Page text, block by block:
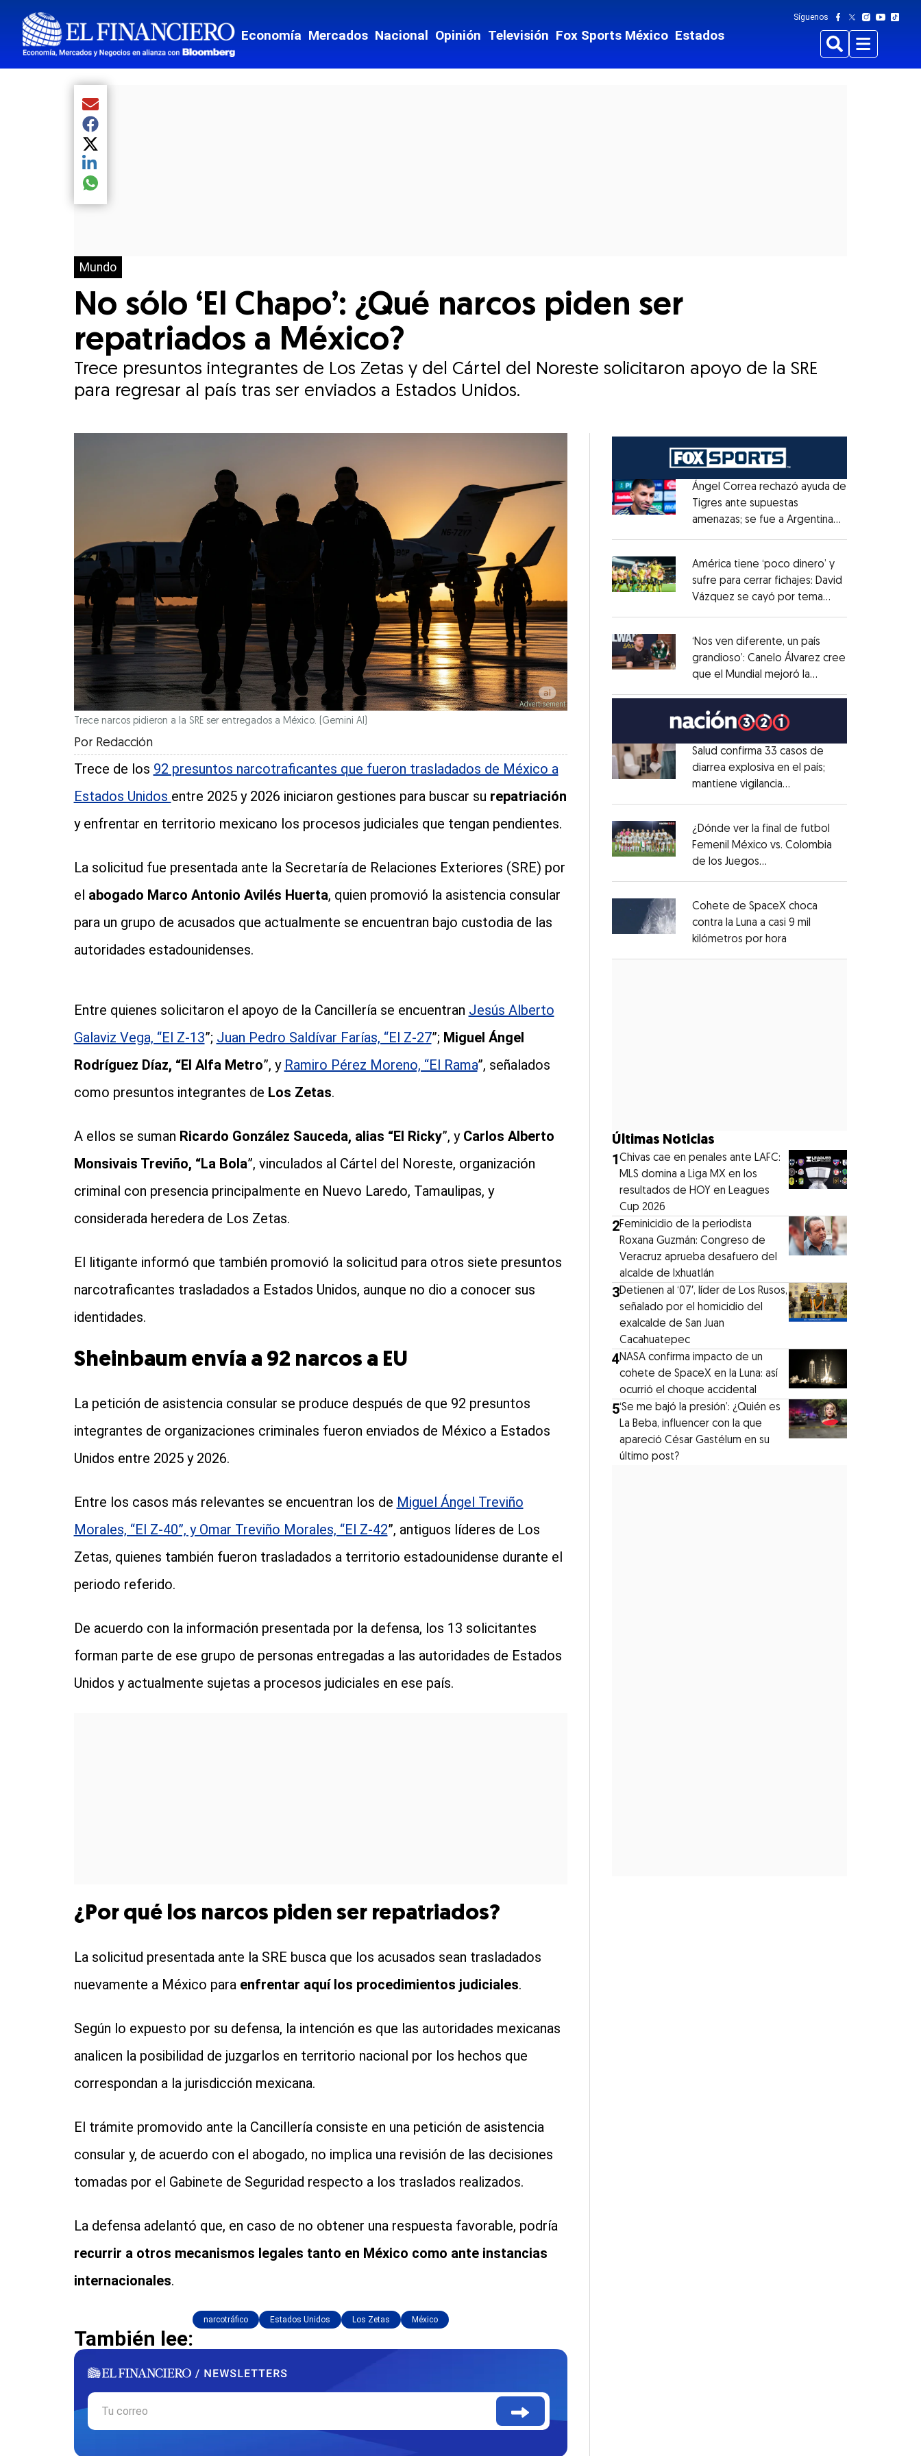
Economía Mercados Nacional Opinión Televisión Fox Sports México Estados
Síguenos
BuscarMenu
Mundo
No sólo ‘El Chapo’: ¿Qué narcos piden ser
repatriados a México?
Trece presuntos integrantes de Los Zetas y del Cártel del Noreste solicitaron apoyo de la SRE
para regresar al país tras ser enviados a Estados Unidos.
Compartir el artículo actual mediante Email
Compartir el artículo actual mediante Facebook
Compartir el artículo actual mediante Twitter
Compartir el artículo actual mediante LinkedIn
Compartir el artículo actual mediante global.social-whatsapp
Trece narcos pidieron a la SRE ser entregados a México. (Gemini AI)
Por Redacción
Trece de los 92 presuntos narcotraficantes que fueron trasladados de México a
Estados Unidos entre 2025 y 2026 iniciaron gestiones para buscar su repatriación
y enfrentar en territorio mexicano los procesos judiciales que tengan pendientes.
La solicitud fue presentada ante la Secretaría de Relaciones Exteriores (SRE) por
el abogado Marco Antonio Avilés Huerta, quien promovió la asistencia consular
para un grupo de acusados que actualmente se encuentran bajo custodia de las
autoridades estadounidenses.
Entre quienes solicitaron el apoyo de la Cancillería se encuentran Jesús Alberto
Galaviz Vega, “El Z-13”; Juan Pedro Saldívar Farías, “El Z-27”; Miguel Ángel
Rodríguez Díaz, “El Alfa Metro”, y Ramiro Pérez Moreno, “El Rama”, señalados
como presuntos integrantes de Los Zetas.
A ellos se suman Ricardo González Sauceda, alias “El Ricky”, yCarlos Alberto
Monsivais Treviño, “La Bola”, vinculados al Cártel del Noreste, organización
criminal con presencia principalmente en Nuevo Laredo, Tamaulipas, y
considerada heredera de Los Zetas.
El litigante informó que también promovió la solicitud para otros siete presuntos
narcotraficantes trasladados a Estados Unidos, aunque no dio a conocer sus
identidades.
Sheinbaum envía a 92 narcos a EU
La petición de asistencia consular se produce después de que 92 presuntos
integrantes de organizaciones criminales fueron enviados de México a Estados
Unidos entre 2025 y 2026.
Entre los casos más relevantes se encuentran los de Miguel Ángel Treviño
Morales, “El Z-40”, y Omar Treviño Morales, “El Z-42”, antiguos líderes de Los
Zetas, quienes también fueron trasladados a territorio estadounidense durante el
periodo referido.
De acuerdo con la información presentada por la defensa, los 13 solicitantes
forman parte de ese grupo de personas entregadas a las autoridades de Estados
Unidos y actualmente sujetas a procesos judiciales en ese país.
¿Por qué los narcos piden ser repatriados?
La solicitud presentada ante la SRE busca que los acusados sean trasladados
nuevamente a México para enfrentar aquí los procedimientos judiciales.
Según lo expuesto por su defensa, la intención es que las autoridades mexicanas
analicen la posibilidad de juzgarlos en territorio nacional por los hechos que
correspondan a la jurisdicción mexicana.
El trámite promovido ante la Cancillería consiste en una petición de asistencia
consular y, de acuerdo con el abogado, no implica una revisión de las decisiones
tomadas por el Gabinete de Seguridad respecto a los traslados realizados.
La defensa adelantó que, en caso de no obtener una respuesta favorable, podría
recurrir a otros mecanismos legales tanto en México como ante instancias
internacionales.
narcotráfico Estados Unidos Los Zetas México
También lee:
Opens in new window
Ángel Correa rechazó ayuda de
Tigres ante supuestas
amenazas; se fue a Argentina
Opens in new window
América tiene ‘poco dinero’ y
sufre para cerrar fichajes: David
Vázquez se cayó por tema
Opens in new window
‘Nos ven diferente, un país
grandioso’: Canelo Álvarez cree
que el Mundial mejoró la
Opens in new window
Salud confirma 33 casos de
diarrea explosiva en el país;
mantiene vigilancia
Opens in new window
¿Dónde ver la final de futbol
Femenil México vs. Colombia
de los Juegos
Opens in new window
Cohete de SpaceX choca
contra la Luna a casi 9 mil
kilómetros por hora
Últimas Noticias
1Chivas cae en penales ante LAFC:
MLS domina a Liga MX en los
resultados de HOY en Leagues
Cup 2026
2Feminicidio de la periodista
Roxana Guzmán: Congreso de
Veracruz aprueba desafuero del
alcalde de Ixhuatlán
3Detienen al ‘07′, líder de Los Rusos,
señalado por el homicidio del
exalcalde de San Juan
Cacahuatepec
4NASA confirma impacto de un
cohete de SpaceX en la Luna: así
ocurrió el choque accidental
5‘Se me bajó la presión’: ¿Quién es
La Beba, influencer con la que
apareció César Gastélum en su
último post?